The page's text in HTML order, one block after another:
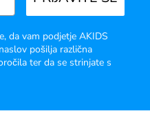
da vam podjetje AKIDS
pošilja različna
ter da se strinjate s